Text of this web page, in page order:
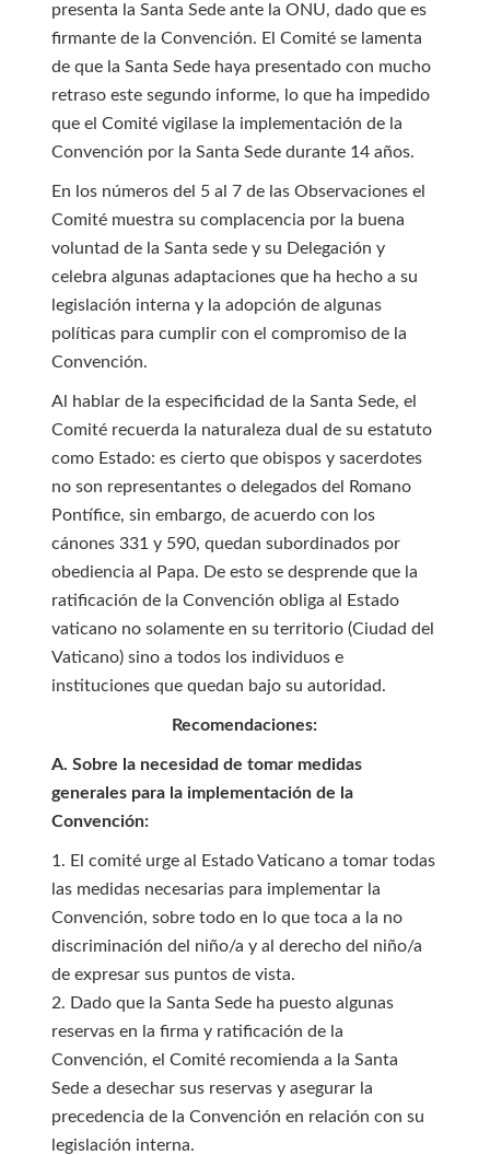
presenta la Santa Sede ante la ONU, dado que es
firmante de la Convención. El Comité se lamenta
de que la Santa Sede haya presentado con mucho
retraso este segundo informe, lo que ha impedido
que el Comité vigilase la implementación de la
Convención por la Santa Sede durante 14 años.
En los números del 5 al 7 de las Observaciones el
Comité muestra su complacencia por la buena
voluntad de la Santa sede y su Delegación y
celebra algunas adaptaciones que ha hecho a su
legislación interna y la adopción de algunas
políticas para cumplir con el compromiso de la
Convención.
Al hablar de la especificidad de la Santa Sede, el
Comité recuerda la naturaleza dual de su estatuto
como Estado: es cierto que obispos y sacerdotes
no son representantes o delegados del Romano
Pontífice, sin embargo, de acuerdo con los
cánones 331 y 590, quedan subordinados por
obediencia al Papa. De esto se desprende que la
ratificación de la Convención obliga al Estado
vaticano no solamente en su territorio (Ciudad del
Vaticano) sino a todos los individuos e
instituciones que quedan bajo su autoridad.
Recomendaciones:
A. Sobre la necesidad de tomar medidas
generales para la implementación de la
Convención:
1. El comité urge al Estado Vaticano a tomar todas
las medidas necesarias para implementar la
Convención, sobre todo en lo que toca a la no
discriminación del niño/a y al derecho del niño/a
de expresar sus puntos de vista.
2. Dado que la Santa Sede ha puesto algunas
reservas en la firma y ratificación de la
Convención, el Comité recomienda a la Santa
Sede a desechar sus reservas y asegurar la
precedencia de la Convención en relación con su
legislación interna.